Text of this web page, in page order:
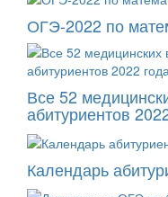
ОГЭ-2022 по
Все 52
абитуриентов
Календарь